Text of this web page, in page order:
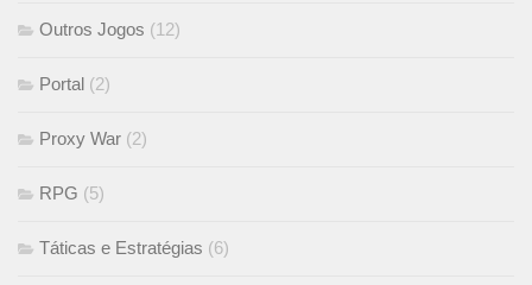
Outros Jogos (12)
Portal (2)
Proxy War (2)
RPG (5)
Táticas e Estratégias (6)